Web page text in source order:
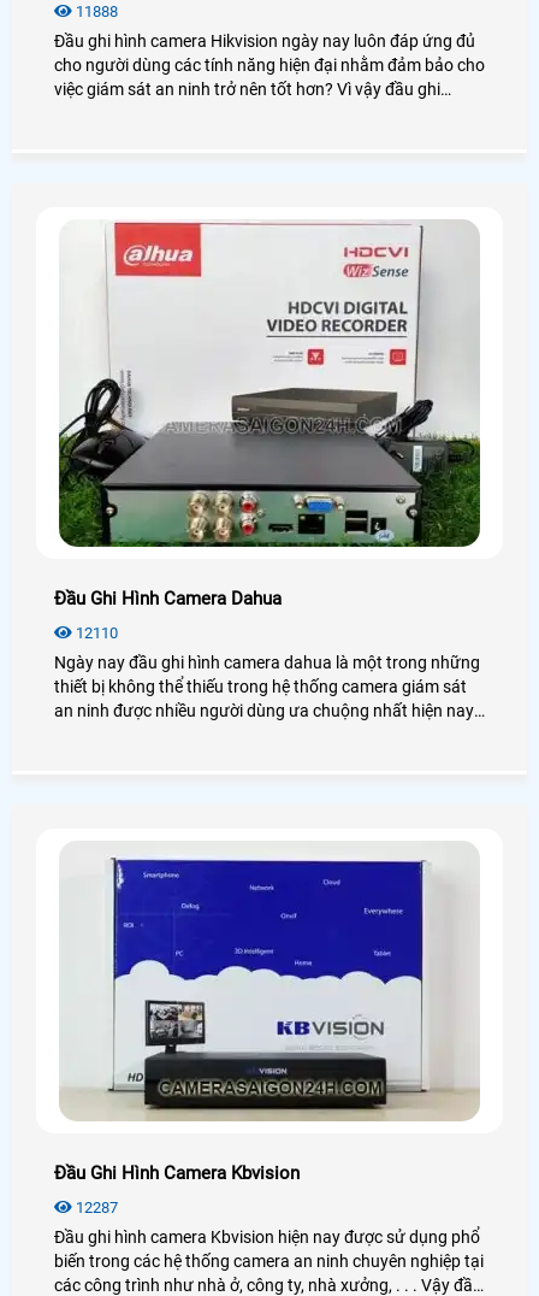
11888
Đầu ghi hình camera Hikvision ngày nay luôn đáp ứng đủ
cho người dùng các tính năng hiện đại nhằm đảm bảo cho
việc giám sát an ninh trở nên tốt hơn? Vì vậy đầu ghi
Đầu Ghi Hình Camera Dahua
12110
Ngày nay đầu ghi hình camera dahua là một trong những
thiết bị không thể thiếu trong hệ thống camera giám sát
an ninh được nhiều người dùng ưa chuộng nhất hiện nay.
Đầu Ghi Hình Camera Kbvision
12287
Đầu ghi hình camera Kbvision hiện nay được sử dụng phổ
biến trong các hệ thống camera an ninh chuyên nghiệp tại
các công trình như nhà ở, công ty, nhà xưởng, . . . Vậy đầu